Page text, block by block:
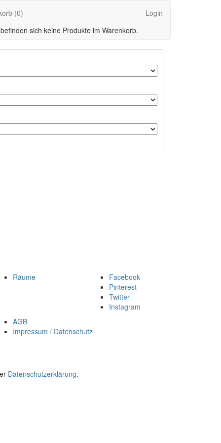
(0)
sich keine Produkte im Warenkorb.
Login
Räume
Facebook
Pinterest
Twitter
Instagram
AGB
Impressum / Datenschutz
Datenschutzerklärung.